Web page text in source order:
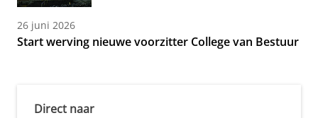
26 juni 2026
Start werving nieuwe voorzitter College van Bestuur
Direct naar